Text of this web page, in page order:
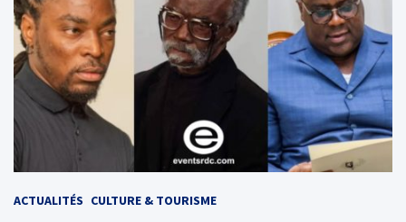
ACTUALITÉS CULTURE & TOURISME